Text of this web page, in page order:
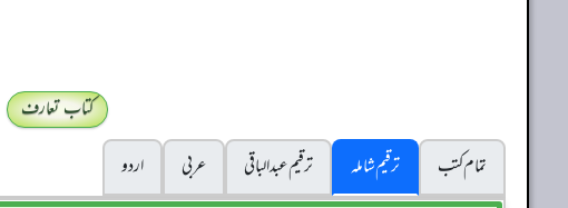
کتاب تعارف
تمام کتب
ترقیم شاملہ ترقيم عبدالباقی عربی
اردو